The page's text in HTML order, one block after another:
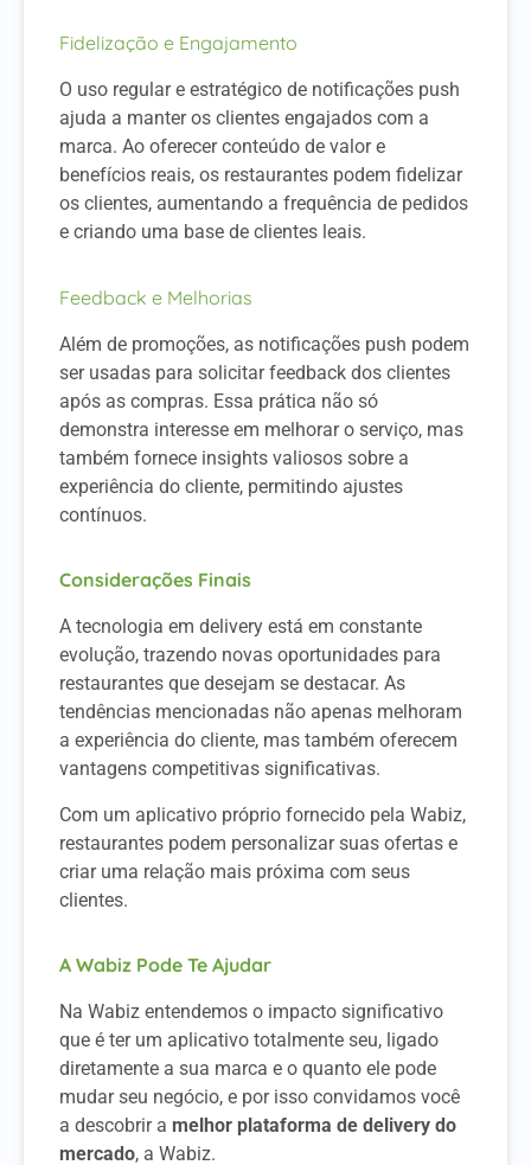
Fidelização e Engajamento
O uso regular e estratégico de notificações push
ajuda a manter os clientes engajados com a
marca. Ao oferecer conteúdo de valor e
benefícios reais, os restaurantes podem fidelizar
os clientes, aumentando a frequência de pedidos
e criando uma base de clientes leais.
Feedback e Melhorias
Além de promoções, as notificações push podem
ser usadas para solicitar feedback dos clientes
após as compras. Essa prática não só
demonstra interesse em melhorar o serviço, mas
também fornece insights valiosos sobre a
experiência do cliente, permitindo ajustes
contínuos.
Considerações Finais
A tecnologia em delivery está em constante
evolução, trazendo novas oportunidades para
restaurantes que desejam se destacar. As
tendências mencionadas não apenas melhoram
a experiência do cliente, mas também oferecem
vantagens competitivas significativas.
Com um aplicativo próprio fornecido pela Wabiz,
restaurantes podem personalizar suas ofertas e
criar uma relação mais próxima com seus
clientes.
A Wabiz Pode Te Ajudar
Na Wabiz entendemos o impacto significativo
que é ter um aplicativo totalmente seu, ligado
diretamente a sua marca e o quanto ele pode
mudar seu negócio, e por isso convidamos você
a descobrir a melhor plataforma de delivery do
mercado, a Wabiz.